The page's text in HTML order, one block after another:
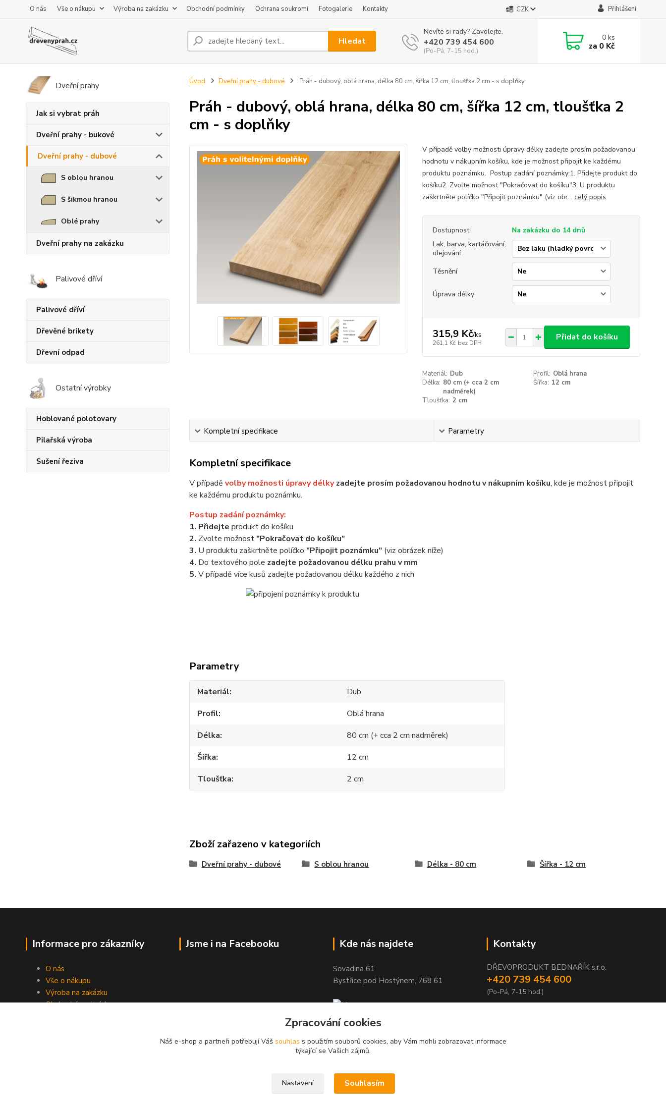
O nás Vše o nákupu Výroba na zakázku Obchodní podmínky Ochrana soukromí Fotogalerie Kontakty CZK Přihlášení
Hledat
Nevíte si rady? Zavolejte.
+420 739 454 600
(Po-Pá, 7-15 hod.)
0ks
za 0 Kč
Dveřní prahy
Jak si vybrat práh
Dveřní prahy - bukové
Dveřní prahy - dubové
S oblou hranou
S šikmou hranou
Oblé prahy
Dveřní prahy na zakázku
Palivové dříví
Palivové dříví
Dřevěné brikety
Dřevní odpad
Ostatní výrobky
Hoblované polotovary
Pilařská výroba
Sušení řeziva
Úvod Dveřní prahy - dubové Práh - dubový, oblá hrana, délka 80 cm, šířka 12 cm, tloušťka 2 cm - s doplňky
Práh - dubový, oblá hrana, délka 80 cm, šířka 12 cm, tloušťka 2
cm - s doplňky
V případě volby možnosti úpravy délky zadejte prosím požadovanou
hodnotu v nákupním košíku, kde je možnost připojit ke každému
produktu poznámku. Postup zadání poznámky:1. Přidejte produkt do
košíku2. Zvolte možnost "Pokračovat do košíku"3. U produktu
zaškrtněte políčko "Připojit poznámku" (viz obr... celý popis
Dostupnost
Na zakázku do 14 dnů
Lak, barva, kartáčování,
olejování
Těsnění
Úprava délky
315,9 Kč/ks
261,1 Kč bez DPH
Přidat do košíku
Materiál: Dub Profil: Oblá hrana
Délka: 80 cm (+ cca 2 cm
nadměrek)
Šířka: 12 cm
Tloušťka: 2 cm
Kompletní specifikace Parametry
Kompletní specifikace
V případě volby možnosti úpravy délkyzadejte prosím požadovanou hodnotu v nákupním košíku, kde je možnost připojit
ke každému produktu poznámku.
Postup zadání poznámky:
1. Přidejte produkt do košíku
2. Zvolte možnost"Pokračovat do košíku"
3. U produktu zaškrtněte políčko "Připojit poznámku"(viz obrázek níže)
4. Do textového pole zadejte požadovanou délku prahu v mm
5. V případě více kusů zadejte požadovanou délku každého z nich
Parametry
Materiál
Dub
Profil
Oblá hrana
Délka
80 cm (+ cca 2 cm nadměrek)
Šířka
12 cm
Tloušťka
2 cm
Zboží zařazeno v kategoriích
Dveřní prahy - dubové S oblou hranou Délka - 80 cm Šířka - 12 cm
Informace pro zákazníky
O nás
Vše o nákupu
Výroba na zakázku
Obchodní podmínky
Jsme i na Facebooku Kde nás najdete
Sovadina 61
Bystřice pod Hostýnem, 768 61
Kontakty
DŘEVOPRODUKT BEDNAŘÍK s.r.o.
+420 739 454 600
(Po-Pá, 7-15 hod.)
Zpracování cookies
Náš e-shop a partneři potřebují Váš souhlas s použitím souborů cookies, aby Vám mohli zobrazovat informace
týkající se Vašich zájmů.
Nastavení Souhlasím